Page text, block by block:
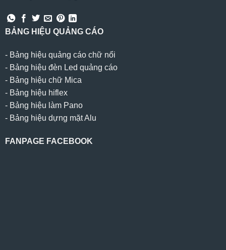
BẢNG HIỆU QUẢNG CÁO
- Bảng hiệu quảng cáo chữ nổi
- Bảng hiệu đèn Led quảng cáo
- Bảng hiệu chữ Mica
- Bảng hiệu hiflex
- Bảng hiệu làm Pano
- Bảng hiệu dựng mặt Alu
FANPAGE FACEBOOK